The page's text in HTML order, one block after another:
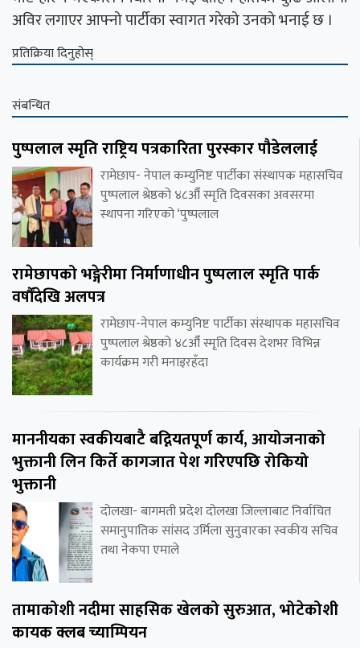
अविर लगाएर आफ्नो पार्टीका स्वागत गरेको उनको भनाई छ ।
प्रतिक्रिया दिनुहोस्
संबन्धित
पुष्पलाल स्मृति राष्ट्रिय पत्रकारिता पुरस्कार पौडेललाई
रामेछाप- नेपाल कम्युनिष्ट पार्टीका संस्थापक महासचिव
पुष्पलाल श्रेष्ठको ४८औँ स्मृति दिवसका अवसरमा
स्थापना गरिएको ‘पुष्पलाल
रामेछापको भङ्गेरीमा निर्माणाधीन पुष्पलाल स्मृति पार्क
वर्षौंदेखि अलपत्र
रामेछाप-नेपाल कम्युनिष्ट पार्टीका संस्थापक महासचिव
पुष्पलाल श्रेष्ठको ४८औँ स्मृति दिवस देशभर विभिन्न
कार्यक्रम गरी मनाइरहँदा
माननीयका स्वकीयबाटै बद्नियतपूर्ण कार्य, आयोजनाको
भुक्तानी लिन किर्ते कागजात पेश गरिएपछि रोकियो
भुक्तानी
दोलखा- बागमती प्रदेश दोलखा जिल्लाबाट निर्वाचित
समानुपातिक सांसद उर्मिला सुनुवारका स्वकीय सचिव
तथा नेकपा एमाले
तामाकोशी नदीमा साहसिक खेलको सुरुआत, भोटेकोशी
कायक क्लब च्याम्पियन